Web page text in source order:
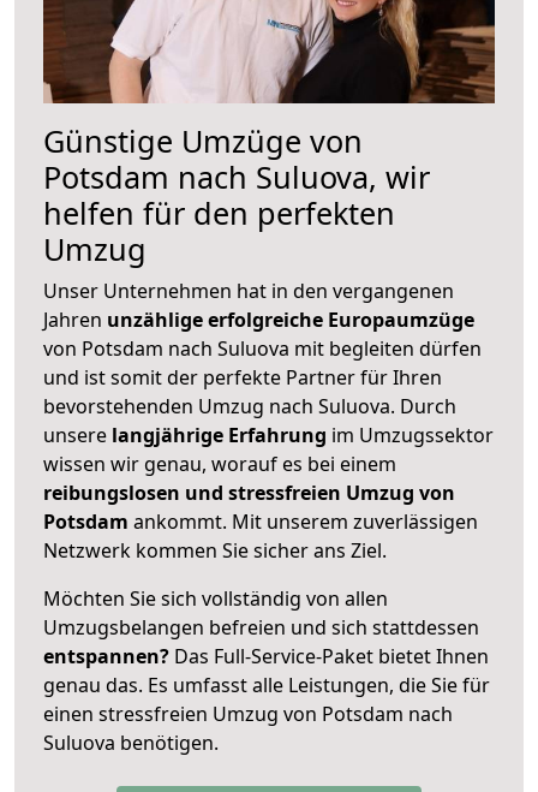
Günstige Umzüge von
Potsdam nach Suluova, wir
helfen für den perfekten
Umzug
Unser Unternehmen hat in den vergangenen
Jahren unzählige erfolgreiche Europaumzüge
von Potsdam nach Suluova mit begleiten dürfen
und ist somit der perfekte Partner für Ihren
bevorstehenden Umzug nach Suluova. Durch
unsere langjährige Erfahrung im Umzugssektor
wissen wir genau, worauf es bei einem
reibungslosen und stressfreien Umzug von
Potsdam ankommt. Mit unserem zuverlässigen
Netzwerk kommen Sie sicher ans Ziel.
Möchten Sie sich vollständig von allen
Umzugsbelangen befreien und sich stattdessen
entspannen? Das Full-Service-Paket bietet Ihnen
genau das. Es umfasst alle Leistungen, die Sie für
einen stressfreien Umzug von Potsdam nach
Suluova benötigen.